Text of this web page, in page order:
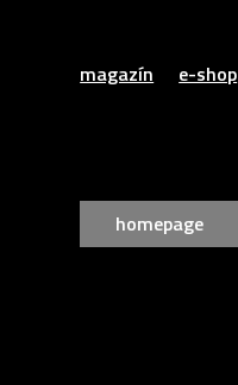
magazín e-shop
homepage